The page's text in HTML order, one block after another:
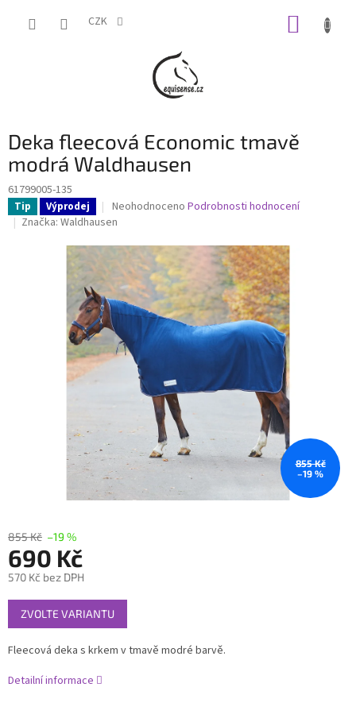
CZK
Deka fleecová Economic tmavě
modrá Waldhausen
61799005-135
Tip Výprodej
Průměrné
hodnocení
je
0,0
z
5
hvězdiček.
Neohodnoceno Podrobnosti hodnocení
Značka: Waldhausen
855 Kč
–19 %
855 Kč –19 %
690 Kč
570 Kč bez DPH
Měrná
cena:
ZVOLTE VARIANTU
Fleecová deka s krkem v tmavě modré barvě.
Detailní informace